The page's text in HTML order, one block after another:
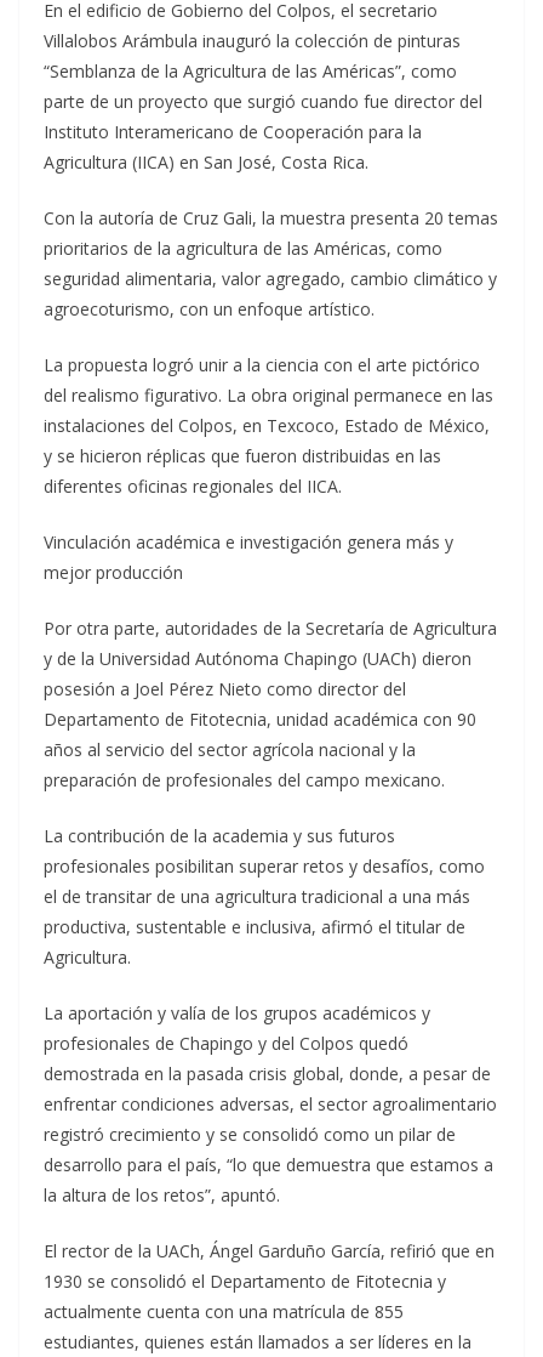
En el edificio de Gobierno del Colpos, el secretario
Villalobos Arámbula inauguró la colección de pinturas
“Semblanza de la Agricultura de las Américas”, como
parte de un proyecto que surgió cuando fue director del
Instituto Interamericano de Cooperación para la
Agricultura (IICA) en San José, Costa Rica.
Con la autoría de Cruz Gali, la muestra presenta 20 temas
prioritarios de la agricultura de las Américas, como
seguridad alimentaria, valor agregado, cambio climático y
agroecoturismo, con un enfoque artístico.
La propuesta logró unir a la ciencia con el arte pictórico
del realismo figurativo. La obra original permanece en las
instalaciones del Colpos, en Texcoco, Estado de México,
y se hicieron réplicas que fueron distribuidas en las
diferentes oficinas regionales del IICA.
Vinculación académica e investigación genera más y
mejor producción
Por otra parte, autoridades de la Secretaría de Agricultura
y de la Universidad Autónoma Chapingo (UACh) dieron
posesión a Joel Pérez Nieto como director del
Departamento de Fitotecnia, unidad académica con 90
años al servicio del sector agrícola nacional y la
preparación de profesionales del campo mexicano.
La contribución de la academia y sus futuros
profesionales posibilitan superar retos y desafíos, como
el de transitar de una agricultura tradicional a una más
productiva, sustentable e inclusiva, afirmó el titular de
Agricultura.
La aportación y valía de los grupos académicos y
profesionales de Chapingo y del Colpos quedó
demostrada en la pasada crisis global, donde, a pesar de
enfrentar condiciones adversas, el sector agroalimentario
registró crecimiento y se consolidó como un pilar de
desarrollo para el país, “lo que demuestra que estamos a
la altura de los retos”, apuntó.
El rector de la UACh, Ángel Garduño García, refirió que en
1930 se consolidó el Departamento de Fitotecnia y
actualmente cuenta con una matrícula de 855
estudiantes, quienes están llamados a ser líderes en la